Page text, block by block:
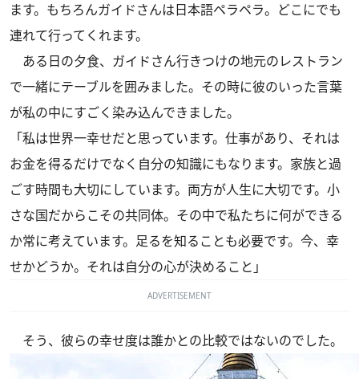
ます。もちろんガイドさんは日本語ペラペラ。どこにでも
連れて行ってくれます。
ある日の夕食、ガイドさん行きつけの地元のレストラン
で一緒にテーブルを囲みました。その時に彼のいった言葉
が私の中にすごく染み込んできました。
「私は世界一幸せだと思っています。仕事があり、それは
お金を得るだけでなく自分の知識にもなります。家族と過
ごす時間も大切にしています。両方が人生に大切です。小
さな国だからこその共同体。その中で私たちに何ができる
か常に考えています。足るを知ることも必要です。今、幸
せかどうか。それは自分の心が決めること」
ADVERTISEMENT
そう、彼らの幸せ度は誰かとの比較ではないのでした。